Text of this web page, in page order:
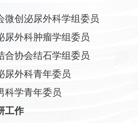
微创泌尿外科学组委员
尿外科肿瘤学组委员
合协会结石学组委员
尿外科青年委员
科学青年委员
工作